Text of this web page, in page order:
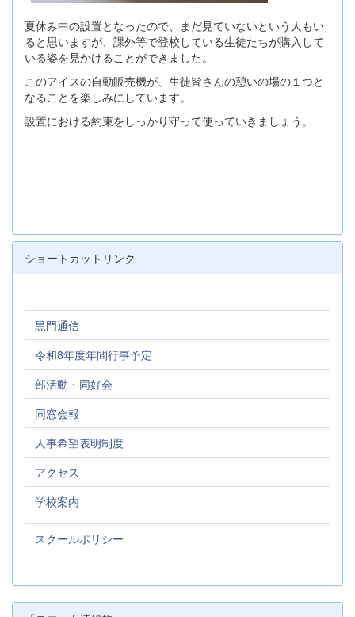
夏休み中の設置となったので、まだ見ていないという人もい
ると思いますが、課外等で登校している生徒たちが購入して
いる姿を見かけることができました。
このアイスの自動販売機が、生徒皆さんの憩いの場の１つと
なることを楽しみにしています。
設置における約束をしっかり守って使っていきましょう。
ショートカットリンク
黒門通信
令和8年度年間行事予定
部活動・同好会
同窓会報
人事希望表明制度
アクセス
学校案内
スクールポリシー